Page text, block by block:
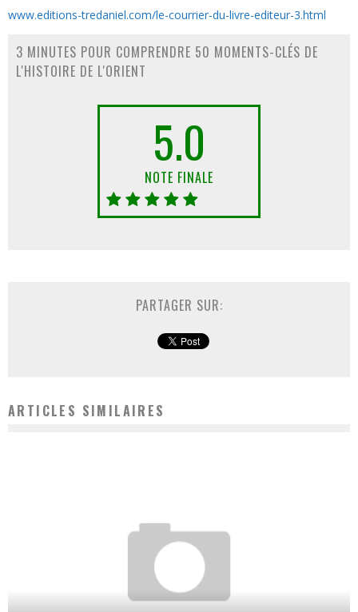
www.editions-tredaniel.com/le-courrier-du-livre-editeur-3.html
3 MINUTES POUR COMPRENDRE 50 MOMENTS-CLÉS DE
L'HISTOIRE DE L'ORIENT
5.0
NOTE FINALE
PARTAGER SUR:
ARTICLES SIMILAIRES